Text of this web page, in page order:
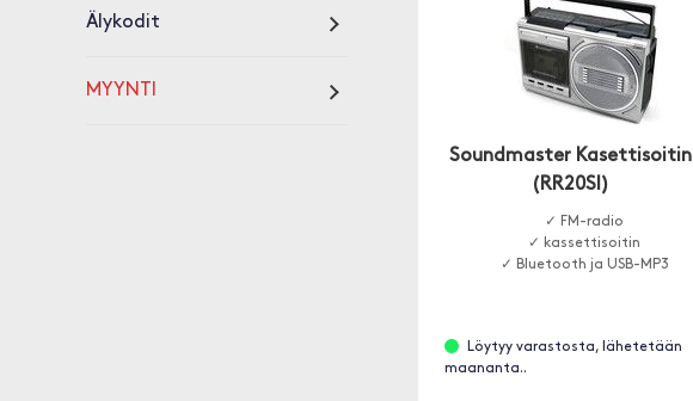
Älykodit
MYYNTI
Soundmaster Kasettisoitin
(RR20SI)
✓ FM-radio
✓ kassettisoitin
✓ Bluetooth ja USB-MP3
Löytyy varastosta, lähetetään
maananta..